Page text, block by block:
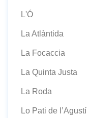
L'Ó
La Atlàntida
La Focaccia
La Quinta Justa
La Roda
Lo Pati de l’Agustí